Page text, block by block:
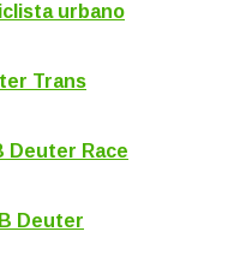
urbano
Trans
Deuter Race
Deuter